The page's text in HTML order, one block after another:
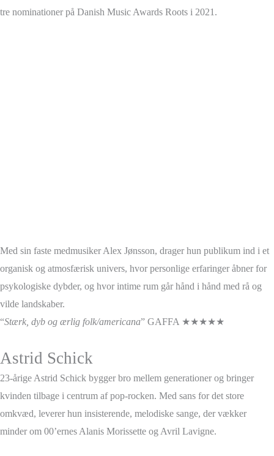
tre nominationer på Danish Music Awards Roots i 2021.
Med sin faste medmusiker Alex Jønsson, drager hun publikum ind i et
organisk og atmosfærisk univers, hvor personlige erfaringer åbner for
psykologiske dybder, og hvor intime rum går hånd i hånd med rå og
vilde landskaber.
“Stærk, dyb og ærlig folk/americana” GAFFA ★★★★★
Astrid Schick
23-årige Astrid Schick bygger bro mellem generationer og bringer
kvinden tilbage i centrum af pop-rocken. Med sans for det store
omkvæd, leverer hun insisterende, melodiske sange, der vækker
minder om 00’ernes Alanis Morissette og Avril Lavigne.